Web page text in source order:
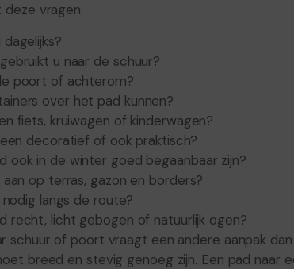
vragen:
u naar de schuur?
poort of achterom?
over het pad kunnen?
fiets, kruiwagen of kinderwagen?
decoratief of ook praktisch?
ook in de winter goed begaanbaar zijn?
op terras, gazon en borders?
langs de route?
recht, licht gebogen of natuurlijk ogen?
schuur of poort vraagt een andere aanpak
breed en stevig genoeg zijn. Een pad naar